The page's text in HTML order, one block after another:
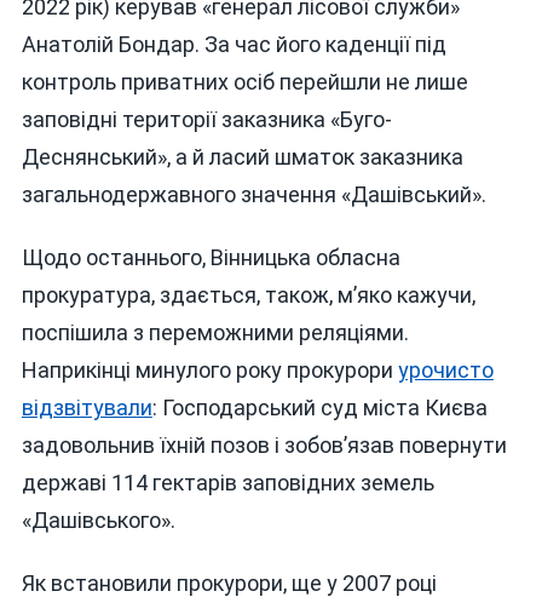
2022 рік) керував «генерал лісової служби»
Анатолій Бондар. За час його каденції під
контроль приватних осіб перейшли не лише
заповідні території заказника «Буго-
Деснянський», а й ласий шматок заказника
загальнодержавного значення «Дашівський».
Щодо останнього, Вінницька обласна
прокуратура, здається, також, м’яко кажучи,
поспішила з переможними реляціями.
Наприкінці минулого року прокурори урочисто
відзвітували: Господарський суд міста Києва
задовольнив їхній позов і зобов’язав повернути
державі 114 гектарів заповідних земель
«Дашівського».
Як встановили прокурори, ще у 2007 році